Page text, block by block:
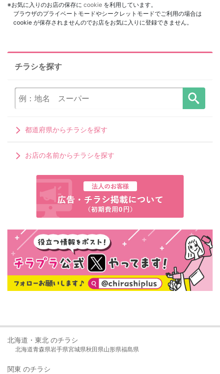
※お気に入りのお店の保存に cookie を利用しています。
ブラウザのプライベートモードやシークレットモードでご利用の場合は
cookie が保存されませんのでお店をお気に入りに登録できません。
チラシを探す
都道府県からチラシを探す
お店の名前からチラシを探す
北海道・東北 のチラシ
北海道青森県岩手県宮城県秋田県山形県福島県
関東 のチラシ